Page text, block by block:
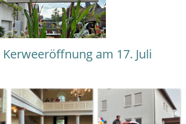
am 17. Juli